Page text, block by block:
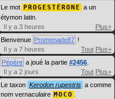
Le mot PROGESTÉRONE a un
étymon latin.
Il y a 3 heures
Plus+
Bienvenue Promenade87 !
Il y a 7 heures
Tout Plus+
Pépère a joué la partie #2456
Il y a 2 jours
Tout Plus+
Le taxon Kerodon rupestris a comme
nom vernaculaire MOCO